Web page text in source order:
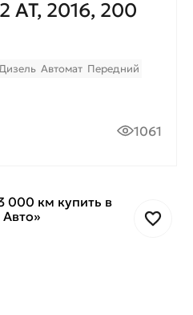
AT, 2016, 200
Автомат Передний
1061